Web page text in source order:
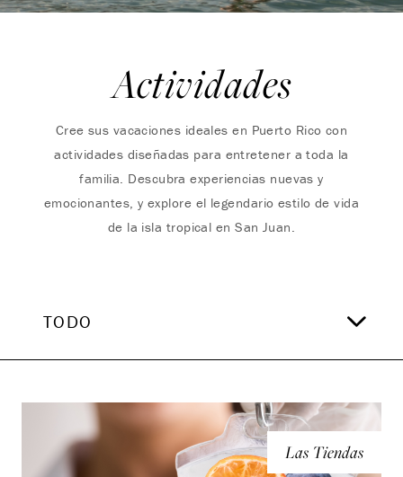
Actividades
Cree sus vacaciones ideales en Puerto Rico con
actividades diseñadas para entretener a toda la
familia. Descubra experiencias nuevas y
emocionantes, y explore el legendario estilo de vida
de la isla tropical en San Juan.
TODO
Las Tiendas